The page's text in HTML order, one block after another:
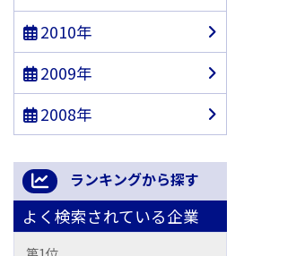
2010年
2009年
2008年
ランキングから探す
よく検索されている企業